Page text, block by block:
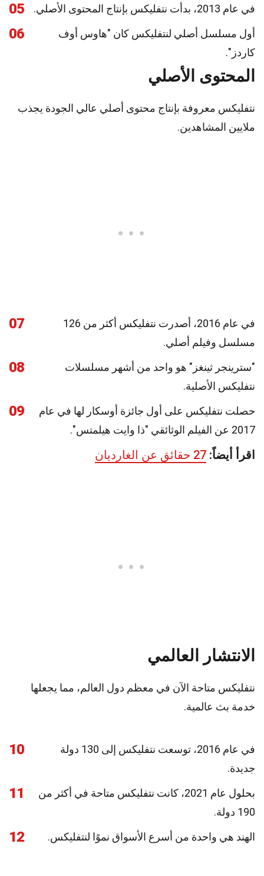
05 في عام 2013، بدأت نتفليكس بإنتاج المحتوى الأصلي.
06
أول مسلسل أصلي لنتفليكس كان "هاوس أوف
كاردز".
المحتوى الأصلي
نتفليكس معروفة بإنتاج محتوى أصلي عالي الجودة يجذب
ملايين المشاهدين.
07
في عام 2016، أصدرت نتفليكس أكثر من 126
مسلسل وفيلم أصلي.
08
"سترينجر ثينغز" هو واحد من أشهر مسلسلات
نتفليكس الأصلية.
09
حصلت نتفليكس على أول جائزة أوسكار لها في عام
2017 عن الفيلم الوثائقي "ذا وايت هيلمتس".
اقرأ أيضاً: 27 حقائق عن الغارديان
الانتشار العالمي
نتفليكس متاحة الآن في معظم دول العالم، مما يجعلها
خدمة بث عالمية.
10
في عام 2016، توسعت نتفليكس إلى 130 دولة
جديدة.
11
بحلول عام 2021، كانت نتفليكس متاحة في أكثر من
190 دولة.
12 الهند هي واحدة من أسرع الأسواق نموًا لنتفليكس.